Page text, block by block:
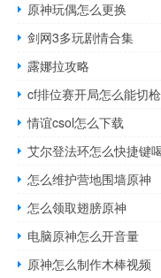
原神玩偶怎么更换
剑网3多玩剧情合集
露娜拉攻略
cf排位赛开局怎么能切枪
情谊csol怎么下载
艾尔登法环怎么快捷键
怎么维护营地围墙原神
怎么领取翅膀原神
电脑原神怎么开音量
原神怎么制作木棒视频